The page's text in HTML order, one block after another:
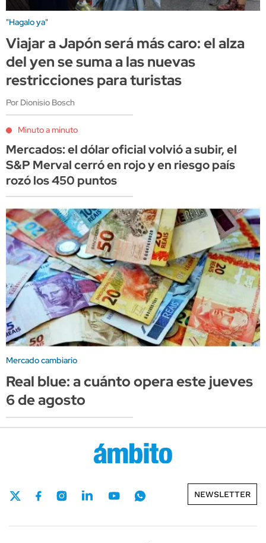
"Hagalo ya"
Viajar a Japón será más caro: el alza
del yen se suma a las nuevas
restricciones para turistas
Por Dionisio Bosch
Minuto a minuto
Mercados: el dólar oficial volvió a subir, el
S&P Merval cerró en rojo y en riesgo país
rozó los 450 puntos
Mercado cambiario
Real blue: a cuánto opera este jueves
6 de agosto
NEWSLETTER